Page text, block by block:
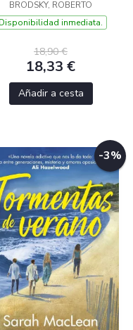
BRODSKY, ROBERTO
Disponibilidad inmediata.
18,90 €
18,33 €
Añadir a cesta
-3%